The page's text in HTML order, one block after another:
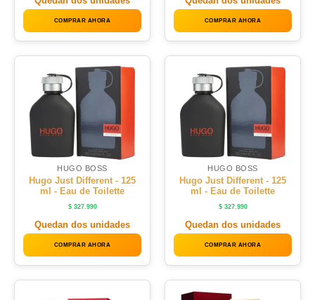
COMPRAR AHORA COMPRAR AHORA
HUGO BOSS
Hugo Just Different - 125
ml - Eau de Toilette
$327.990
Quedan dos unidades
COMPRAR AHORA
HUGO BOSS
Hugo Just Different - 125
ml - Eau de Toilette
$327.990
Quedan dos unidades
COMPRAR AHORA